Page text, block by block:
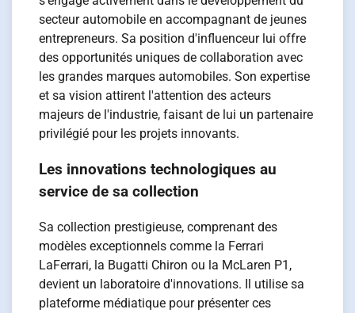
secteur automobile en accompagnant de jeunes
entrepreneurs. Sa position d'influenceur lui offre
des opportunités uniques de collaboration avec
les grandes marques automobiles. Son expertise
et sa vision attirent l'attention des acteurs
majeurs de l'industrie, faisant de lui un partenaire
privilégié pour les projets innovants.
Les innovations technologiques au
service de sa collection
Sa collection prestigieuse, comprenant des
modèles exceptionnels comme la Ferrari
LaFerrari, la Bugatti Chiron ou la McLaren P1,
devient un laboratoire d'innovations. Il utilise sa
plateforme médiatique pour présenter ces